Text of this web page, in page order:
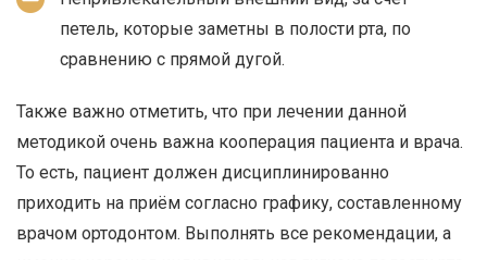
петель, которые заметны в полости рта, по
сравнению с прямой дугой.
Также важно отметить, что при лечении данной
методикой очень важна кооперация пациента и врача.
То есть, пациент должен дисциплинированно
приходить на приём согласно графику, составленному
врачом ортодонтом. Выполнять все рекомендации, а